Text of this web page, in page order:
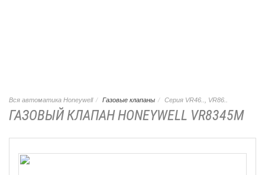
Вся автоматика Honeywell Газовые клапаны Серия VR46.., VR86..
ГАЗОВЫЙ КЛАПАН HONEYWELL VR8345M